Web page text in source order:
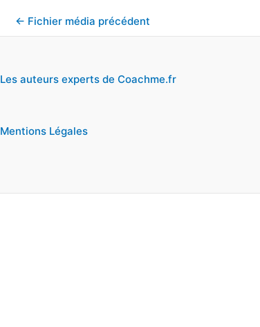
← Fichier média précédent
Les auteurs experts de Coachme.fr
Mentions Légales